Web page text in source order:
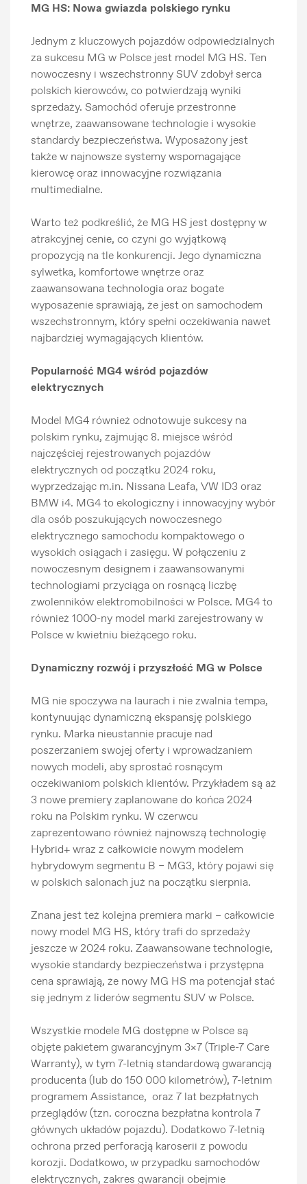
MG HS: Nowa gwiazda polskiego rynku
Jednym z kluczowych pojazdów odpowiedzialnych
za sukcesu MG w Polsce jest model MG HS. Ten
nowoczesny i wszechstronny SUV zdobył serca
polskich kierowców, co potwierdzają wyniki
sprzedaży. Samochód oferuje przestronne
wnętrze, zaawansowane technologie i wysokie
standardy bezpieczeństwa. Wyposażony jest
także w najnowsze systemy wspomagające
kierowcę oraz innowacyjne rozwiązania
multimedialne.
Warto też podkreślić, że MG HS jest dostępny w
atrakcyjnej cenie, co czyni go wyjątkową
propozycją na tle konkurencji. Jego dynamiczna
sylwetka, komfortowe wnętrze oraz
zaawansowana technologia oraz bogate
wyposażenie sprawiają, że jest on samochodem
wszechstronnym, który spełni oczekiwania nawet
najbardziej wymagających klientów.
Popularność MG4 wśród pojazdów
elektrycznych
Model MG4 również odnotowuje sukcesy na
polskim rynku, zajmując 8. miejsce wśród
najczęściej rejestrowanych pojazdów
elektrycznych od początku 2024 roku,
wyprzedzając m.in. Nissana Leafa, VW ID3 oraz
BMW i4. MG4 to ekologiczny i innowacyjny wybór
dla osób poszukujących nowoczesnego
elektrycznego samochodu kompaktowego o
wysokich osiągach i zasięgu. W połączeniu z
nowoczesnym designem i zaawansowanymi
technologiami przyciąga on rosnącą liczbę
zwolenników elektromobilności w Polsce. MG4 to
również 1000-ny model marki zarejestrowany w
Polsce w kwietniu bieżącego roku.
Dynamiczny rozwój i przyszłość MG w Polsce
MG nie spoczywa na laurach i nie zwalnia tempa,
kontynuując dynamiczną ekspansję polskiego
rynku. Marka nieustannie pracuje nad
poszerzaniem swojej oferty i wprowadzaniem
nowych modeli, aby sprostać rosnącym
oczekiwaniom polskich klientów. Przykładem są aż
3 nowe premiery zaplanowane do końca 2024
roku na Polskim rynku. W czerwcu
zaprezentowano również najnowszą technologię
Hybrid+ wraz z całkowicie nowym modelem
hybrydowym segmentu B – MG3, który pojawi się
w polskich salonach już na początku sierpnia.
Znana jest też kolejna premiera marki – całkowicie
nowy model MG HS, który trafi do sprzedaży
jeszcze w 2024 roku. Zaawansowane technologie,
wysokie standardy bezpieczeństwa i przystępna
cena sprawiają, że nowy MG HS ma potencjał stać
się jednym z liderów segmentu SUV w Polsce.
Wszystkie modele MG dostępne w Polsce są
objęte pakietem gwarancyjnym 3×7 (Triple-7 Care
Warranty), w tym 7-letnią standardową gwarancją
producenta (lub do 150 000 kilometrów), 7-letnim
programem Assistance, oraz 7 lat bezpłatnych
przeglądów (tzn. coroczna bezpłatna kontrola 7
głównych układów pojazdu). Dodatkowo 7-letnią
ochrona przed perforacją karoserii z powodu
korozji. Dodatkowo, w przypadku samochodów
elektrycznych, zakres gwarancji obejmie